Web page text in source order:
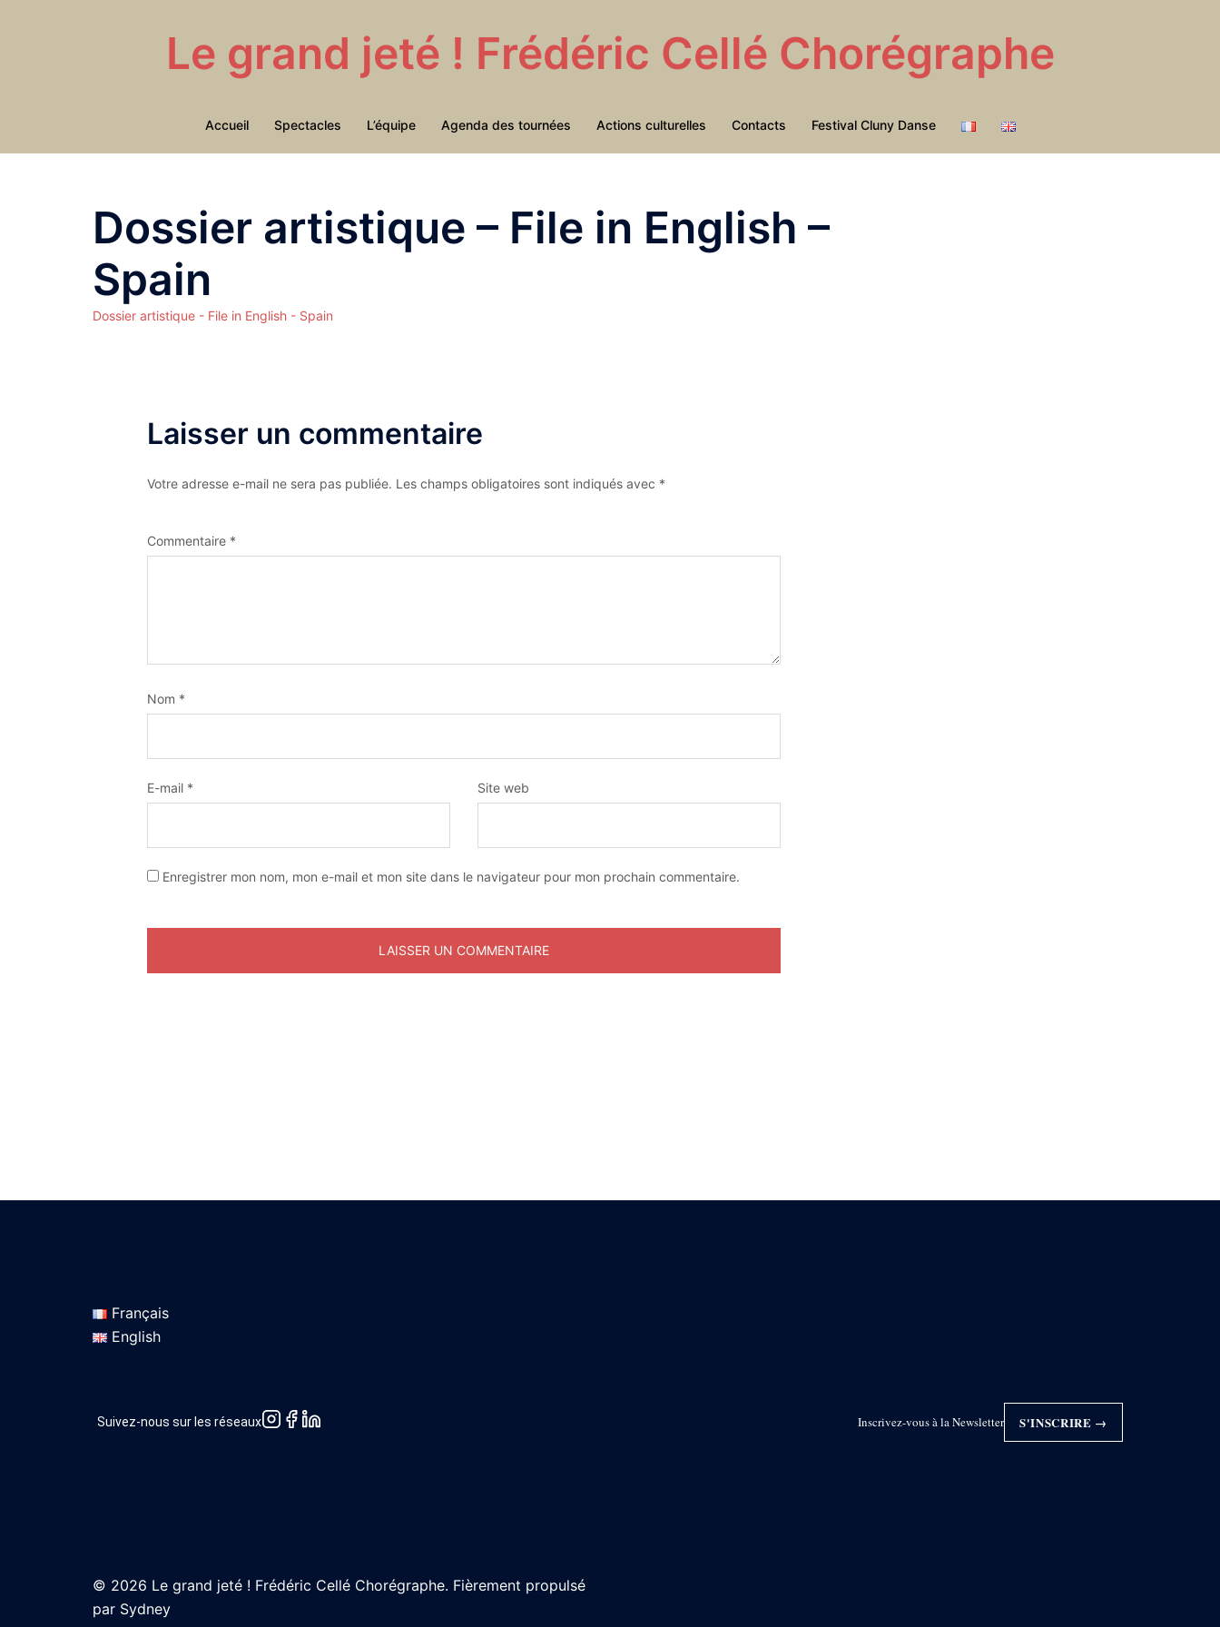
Le grand jeté ! Frédéric Cellé Chorégraphe
Accueil Spectacles L’équipe Agenda des tournées Actions culturelles Contacts Festival Cluny Danse
Dossier artistique – File in English –
Spain
Dossier artistique - File in English - Spain
Laisser un commentaire
Votre adresse e-mail ne sera pas publiée. Les champs obligatoires sont indiqués avec *
Commentaire *
Nom *
E-mail * Site web
Enregistrer mon nom, mon e-mail et mon site dans le navigateur pour mon prochain commentaire.
Français
English
Suivez-nous sur les réseaux Inscrivez-vous à la Newsletter S'INSCRIRE →
© 2026 Le grand jeté ! Frédéric Cellé Chorégraphe. Fièrement propulsé
par Sydney